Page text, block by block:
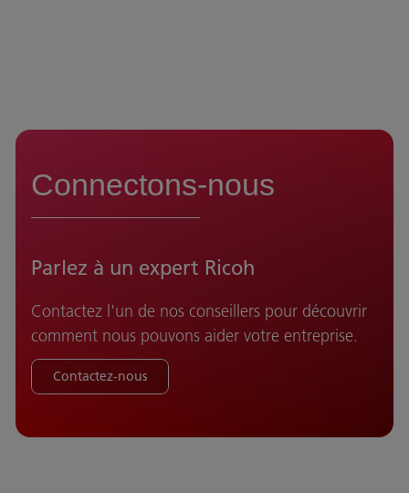
Connectons-nous
Parlez à un expert Ricoh
Contactez l'un de nos conseillers pour découvrir
comment nous pouvons aider votre entreprise.
Contactez-nous